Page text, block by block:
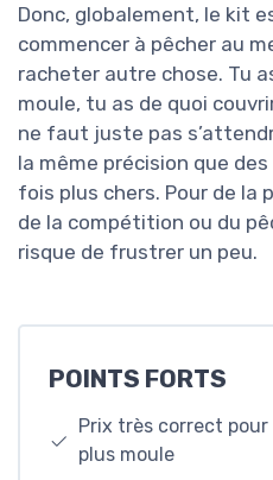
Donc, globalement, le kit
commencer à pêcher au
racheter autre chose. Tu
moule, tu as de quoi
ne faut juste pas
la même précision que
fois plus chers. Pour de la
de la compétition ou du
risque de frustrer un peu.
POINTS FORTS
Prix très correct
plus moule